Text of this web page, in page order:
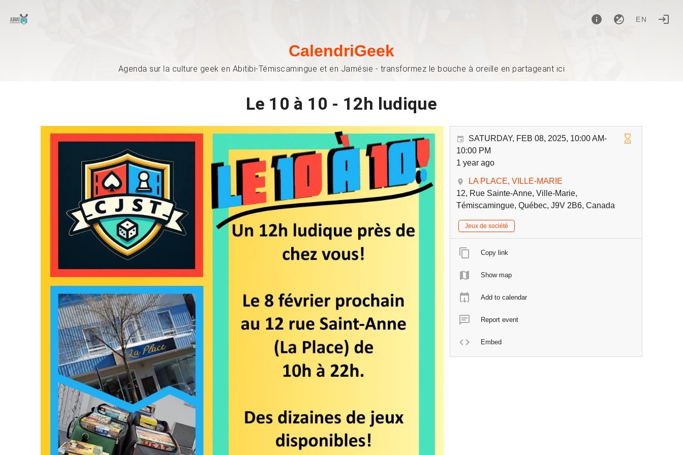
EN
CalendriGeek
Agenda sur la culture geek en Abitibi-Témiscamingue et en Jamésie - transformez le bouche à oreille en partageant ici
Le 10 à 10 - 12h ludique
SATURDAY, FEB 08, 2025, 10:00 AM-
10:00 PM
1 year ago
LA PLACE, VILLE-MARIE
12, Rue Sainte-Anne, Ville-Marie,
Témiscamingue, Québec, J9V 2B6, Canada
Jeux de société
Copy link
Show map
Add to calendar
Report event
Embed